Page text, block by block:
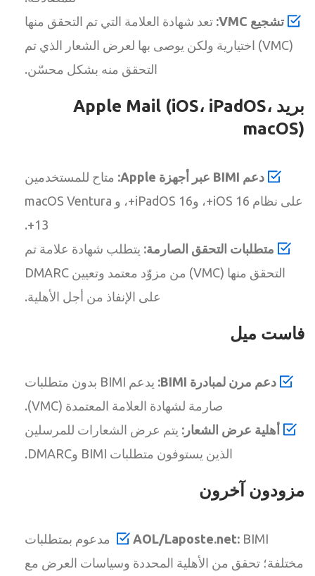
تشجيع VMC:
تعد شهادة العلامة التي تم التحقق منها
(VMC) اختيارية ولكن يوصى بها لعرض الشعار الذي تم
التحقق منه بشكل محسّن.
بريد Apple Mail (iOS، iPadOS،
macOS)
دعم BIMI عبر أجهزة Apple:
متاح للمستخدمين
على نظام iOS 16+، وiPadOS 16+، و macOS Ventura
13+.
متطلبات التحقق الصارمة: يتطلب شهادة علامة تم
التحقق منها (VMC) من مزوّد معتمد وتعيين DMARC
على الإنفاذ من أجل الأهلية.
فاست ميل
دعم مرن لمبادرة BIMI:
يدعم BIMI بدون متطلبات
صارمة لشهادة العلامة المعتمدة (VMC).
أهلية عرض الشعار: يتم عرض الشعارات للمرسلين
الذين يستوفون متطلبات BIMI وDMARC.
مزودون آخرون
AOL/Laposte.net:
BIMI مدعوم بمتطلبات
مختلفة؛ تحقق من الأهلية المحددة وسياسات العرض مع